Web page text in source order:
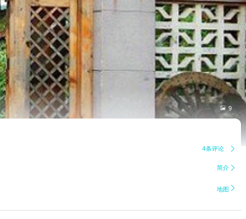
 9
4条评论 
简介 
地图 